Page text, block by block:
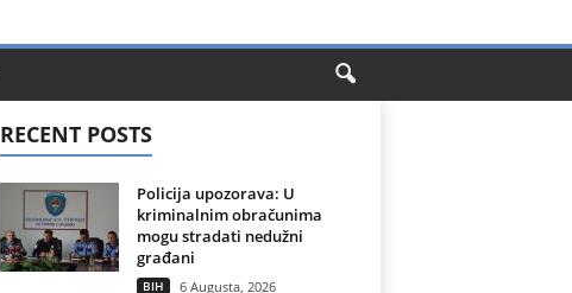
RECENT POSTS
Policija upozorava: U
kriminalnim obračunima
mogu stradati nedužni
građani
BIH 6 Augusta, 2026